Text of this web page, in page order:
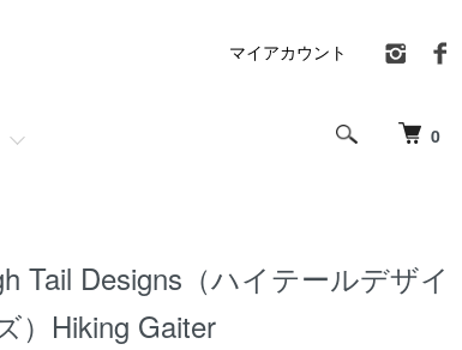
0
マイアカウント
Tail Designs（ハイテールデザイ
）Hiking Gaiter